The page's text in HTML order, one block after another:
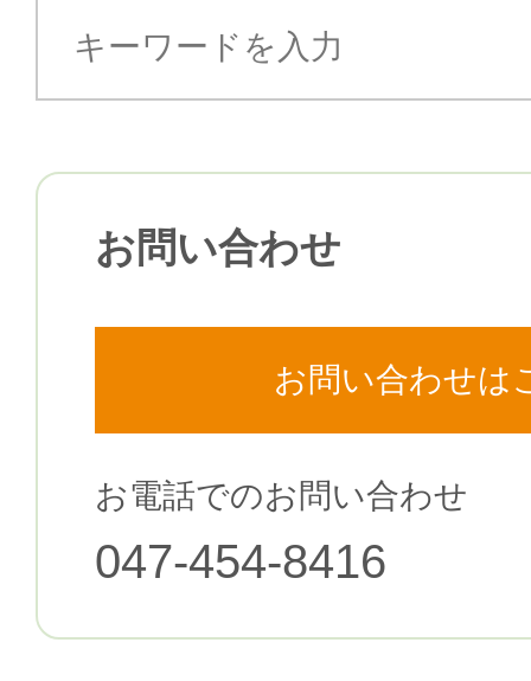
お問い合わせ
お問い合わせは
お電話でのお問い合わせ
047-454-8416